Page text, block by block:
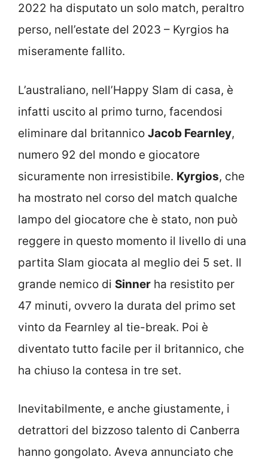
2022 ha disputato un solo match, peraltro
perso, nell’estate del 2023 – Kyrgios ha
miseramente fallito.
L’australiano, nell’Happy Slam di casa, è
infatti uscito al primo turno, facendosi
eliminare dal britannico Jacob Fearnley,
numero 92 del mondo e giocatore
sicuramente non irresistibile. Kyrgios, che
ha mostrato nel corso del match qualche
lampo del giocatore che è stato, non può
reggere in questo momento il livello di una
partita Slam giocata al meglio dei 5 set. Il
grande nemico di Sinner ha resistito per
47 minuti, ovvero la durata del primo set
vinto da Fearnley al tie-break. Poi è
diventato tutto facile per il britannico, che
ha chiuso la contesa in tre set.
Inevitabilmente, e anche giustamente, i
detrattori del bizzoso talento di Canberra
hanno gongolato. Aveva annunciato che